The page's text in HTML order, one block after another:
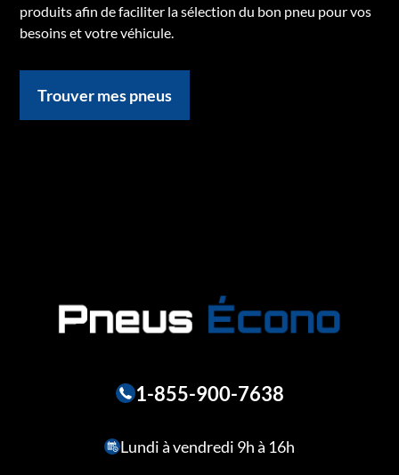
produits afin de faciliter la sélection du bon pneu pour vos
besoins et votre véhicule.
Trouver mes pneus
1-855-900-7638
Lundi à vendredi 9h à 16h